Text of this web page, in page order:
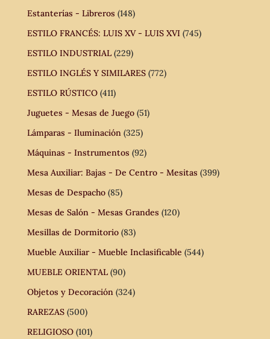
Estanterías - Libreros (148)
ESTILO FRANCÉS: LUIS XV - LUIS XVI (745)
ESTILO INDUSTRIAL (229)
ESTILO INGLÉS Y SIMILARES (772)
ESTILO RÚSTICO (411)
Juguetes - Mesas de Juego (51)
Lámparas - Iluminación (325)
Máquinas - Instrumentos (92)
Mesa Auxiliar: Bajas - De Centro - Mesitas (399)
Mesas de Despacho (85)
Mesas de Salón - Mesas Grandes (120)
Mesillas de Dormitorio (83)
Mueble Auxiliar - Mueble Inclasificable (544)
MUEBLE ORIENTAL (90)
Objetos y Decoración (324)
RAREZAS (500)
RELIGIOSO (101)